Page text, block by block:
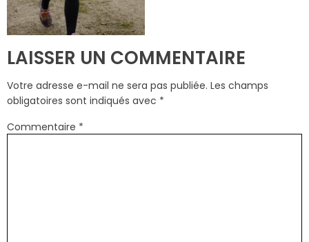
LAISSER UN COMMENTAIRE
Votre adresse e-mail ne sera pas publiée. Les champs
obligatoires sont indiqués avec *
Commentaire *